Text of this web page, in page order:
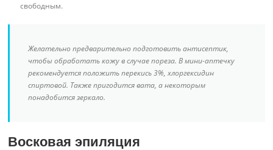
свободным.
Желательно предварительно подготовить антисептик,
чтобы обработать кожу в случае пореза. В мини-аптечку
рекомендуется положить перекись 3%, хлоргексидин
спиртовой. Также пригодится вата, а некоторым
понадобится зеркало.
Восковая эпиляция